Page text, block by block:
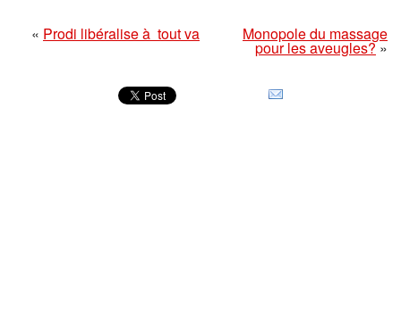
« Prodi libéralise à tout va Monopole du massage
pour les aveugles?»